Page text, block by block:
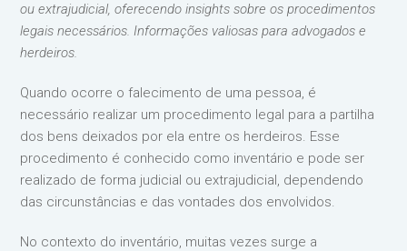
ou extrajudicial, oferecendo insights sobre os procedimentos
legais necessários. Informações valiosas para advogados e
herdeiros.
Quando ocorre o falecimento de uma pessoa, é
necessário realizar um procedimento legal para a partilha
dos bens deixados por ela entre os herdeiros. Esse
procedimento é conhecido como inventário e pode ser
realizado de forma judicial ou extrajudicial, dependendo
das circunstâncias e das vontades dos envolvidos.
No contexto do inventário, muitas vezes surge a